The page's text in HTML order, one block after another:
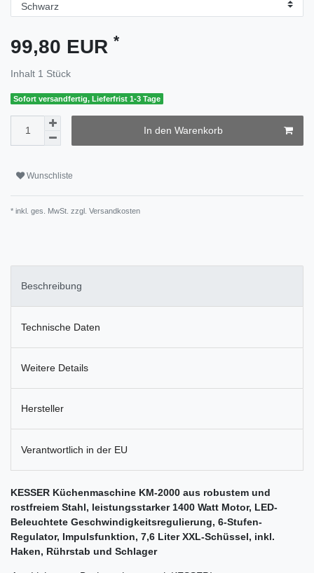
99,80 EUR *
Inhalt 1 Stück
Sofort versandfertig, Lieferfrist 1-3 Tage
In den Warenkorb
Wunschliste
* inkl. ges. MwSt. zzgl. Versandkosten
Beschreibung
Technische Daten
Weitere Details
Hersteller
Verantwortlich in der EU
KESSER Küchenmaschine KM-2000 aus robustem und
rostfreiem Stahl, leistungsstarker 1400 Watt Motor, LED-
Beleuchtete Geschwindigkeitsregulierung, 6-Stufen-
Regulator, Impulsfunktion, 7,6 Liter XXL-Schüssel, inkl.
Haken, Rührstab und Schlager